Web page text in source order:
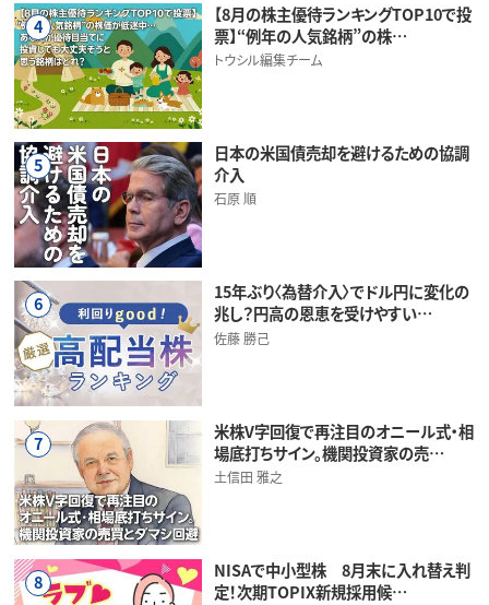
4
【8月の株主優待ランキングTOP10で投
票】“例年の人気銘柄”の株…
トウシル編集チーム
5
日本の米国債売却を避けるための協調
介入
石原 順
6
15年ぶり〈為替介入〉でドル円に変化の
兆し？円高の恩恵を受けやすい…
佐藤 勝己
7
米株V字回復で再注目のオニール式・相
場底打ちサイン。機関投資家の売…
土信田 雅之
8
NISAで中小型株 8月末に入れ替え判
定！次期TOPIX新規採用候…